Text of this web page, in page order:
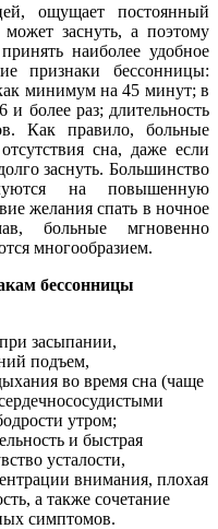
ощущает постоянный
заснуть, а поэтому
наиболее удобное
признаки бессонницы:
минимум на 45 минут; в
и более раз; длительность
Как правило, больные
сна, даже если
заснуть. Большинство
на повышенную
желания спать в ночное
больные мгновенно
многообразием.
бессонницы
засыпании,
подъем,
во время сна (чаще
утром;
и быстрая
усталости,
внимания, плохая
а также сочетание
симптомов.